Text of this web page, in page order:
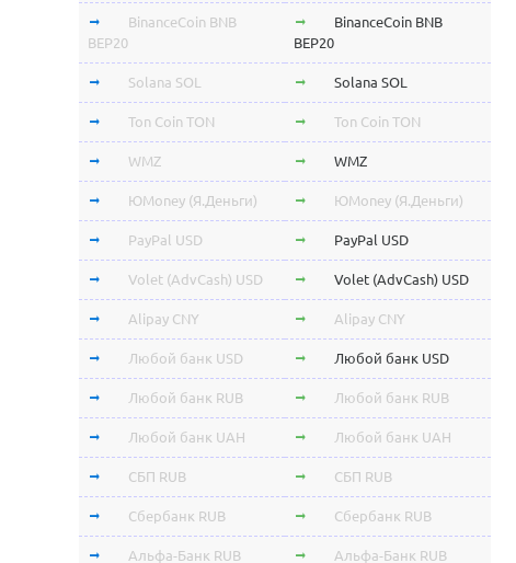
BinanceCoin BNB
BEP20
BinanceCoin BNB
BEP20
Solana SOL Solana SOL
Ton Coin TON Ton Coin TON
WMZ WMZ
ЮMoney (Я.Деньги) ЮMoney (Я.Деньги)
PayPal USD PayPal USD
Volet (AdvCash) USD Volet (AdvCash) USD
Alipay CNY Alipay CNY
Любой банк USD Любой банк USD
Любой банк RUB Любой банк RUB
Любой банк UAH Любой банк UAH
СБП RUB СБП RUB
Сбербанк RUB Сбербанк RUB
Альфа-Банк RUB Альфа-Банк RUB